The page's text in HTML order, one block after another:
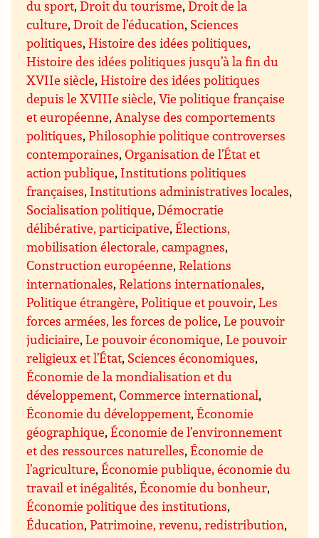
du sport,Droit du tourisme,Droit de la
culture,Droit de l’éducation, Sciences
politiques,Histoire des idées politiques,
Histoire des idées politiques jusqu’à la fin du
XVIIe siècle,Histoire des idées politiques
depuis le XVIIIe siècle,Vie politique française
et européenne, Analyse des comportements
politiques,Philosophie politique controverses
contemporaines,Organisation de l’État et
action publique, Institutions politiques
françaises, Institutions administratives locales,
Socialisation politique,Démocratie
délibérative, participative,Élections,
mobilisation électorale, campagnes,
Construction européenne,Relations
internationales,Relations internationales,
Politique étrangère,Politique et pouvoir,Les
forces armées, les forces de police,Le pouvoir
judiciaire,Le pouvoir économique,Le pouvoir
religieux et l’État, Sciences économiques,
Économie de la mondialisation et du
développement,Commerce international,
Économie du développement,Économie
géographique,Économie de l’environnement
et des ressources naturelles,Économie de
l’agriculture,Économie publique, économie du
travail et inégalités,Économie du bonheur,
Économie politique des institutions,
Éducation,Patrimoine, revenu, redistribution,